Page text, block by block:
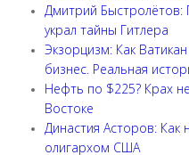
Дмитрий Быстролётов:
украл тайны Гитлера
Экзорцизм: Как
бизнес. Реальная
Нефть по $225? Крах
Востоке
Династия Асторов:
олигархом США